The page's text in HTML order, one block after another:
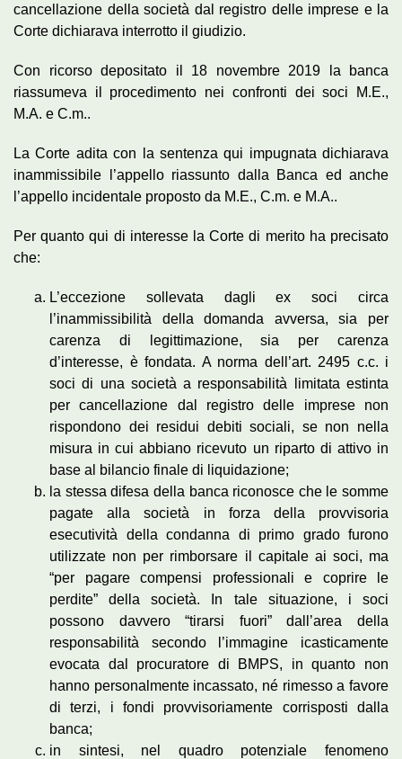
cancellazione della società dal registro delle imprese e la
Corte dichiarava interrotto il giudizio.
Con ricorso depositato il 18 novembre 2019 la banca
riassumeva il procedimento nei confronti dei soci M.E.,
M.A. e C.m..
La Corte adita con la sentenza qui impugnata dichiarava
inammissibile l’appello riassunto dalla Banca ed anche
l’appello incidentale proposto da M.E., C.m. e M.A..
Per quanto qui di interesse la Corte di merito ha precisato
che:
L’eccezione sollevata dagli ex soci circa
l’inammissibilità della domanda avversa, sia per
carenza di legittimazione, sia per carenza
d’interesse, è fondata. A norma dell’art. 2495 c.c. i
soci di una società a responsabilità limitata estinta
per cancellazione dal registro delle imprese non
rispondono dei residui debiti sociali, se non nella
misura in cui abbiano ricevuto un riparto di attivo in
base al bilancio finale di liquidazione;
la stessa difesa della banca riconosce che le somme
pagate alla società in forza della provvisoria
esecutività della condanna di primo grado furono
utilizzate non per rimborsare il capitale ai soci, ma
“per pagare compensi professionali e coprire le
perdite” della società. In tale situazione, i soci
possono davvero “tirarsi fuori” dall’area della
responsabilità secondo l’immagine icasticamente
evocata dal procuratore di BMPS, in quanto non
hanno personalmente incassato, né rimesso a favore
di terzi, i fondi provvisoriamente corrisposti dalla
banca;
in sintesi, nel quadro potenziale fenomeno